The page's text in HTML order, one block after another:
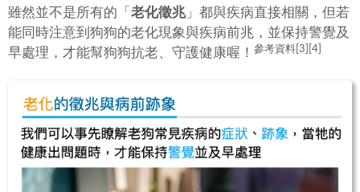
雖然並不是所有的「 老化徵兆」都與疾病直接相關，但若
能同時注意到狗狗的老化現象與疾病前兆，並保持警覺及
早處理，才能幫狗狗抗老、守護健康喔！ 參考資料[3][4]